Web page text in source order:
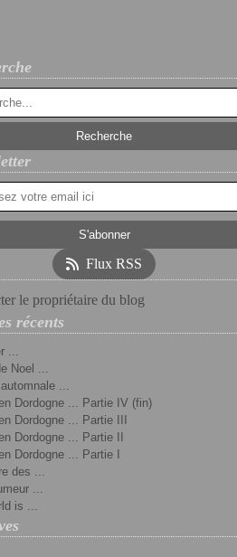
Flux RSS
le propriétaire du blog
récents
...
Noel ...
...
Dordogne ... Partie IV (fin)
Dordogne ... Partie III
Dordogne ... Partie II
Dordogne ... Partie I
des ...
...
is ...